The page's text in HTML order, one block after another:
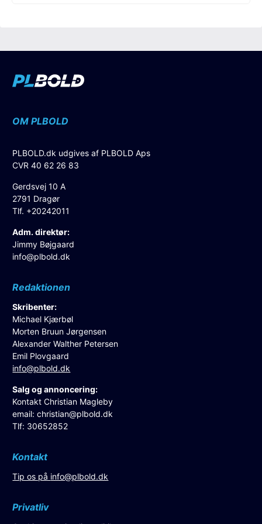
OM PLBOLD
PLBOLD.dk udgives af PLBOLD Aps
CVR 40 62 26 83
Gerdsvej 10 A
2791 Dragør
Tlf. +20242011
Adm. direktør:
Jimmy Bøjgaard
info@plbold.dk
Redaktionen
Skribenter:
Michael Kjærbøl
Morten Bruun Jørgensen
Alexander Walther Petersen
Emil Plovgaard
info@plbold.dk
Salg og annoncering:
Kontakt Christian Magleby
email:christian@plbold.dk
Tlf: 30652852
Kontakt
Tip os på info@plbold.dk
Privatliv